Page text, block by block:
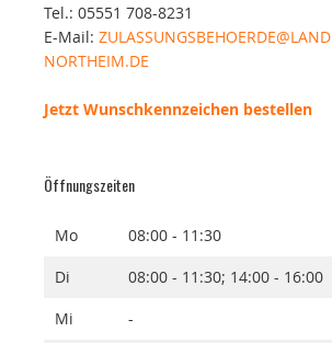
Tel.: 05551 708-8231
E-Mail:
NORTHEIM.DE
Jetzt Wunschkennzeichen bestellen
Öffnungszeiten
Mo
08:00 - 11:30
Di
08:00 - 11:30; 14:00 - 16:00
Mi
-